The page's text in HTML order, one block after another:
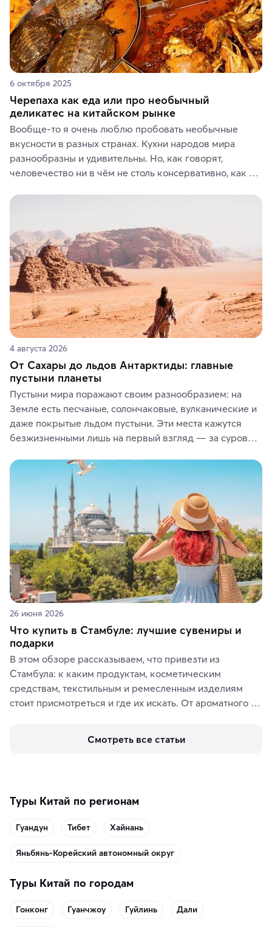
6 октября 2025
Черепаха как еда или про необычный
деликатес на китайском рынке
Вообще-то я очень люблю пробовать необычные
вкусности в разных странах. Кухни народов мира
разнообразны и удивительны. Но, как говорят,
человечество ни в чём не столь консервативно, как в
4 августа 2026
От Сахары до льдов Антарктиды: главные
пустыни планеты
Пустыни мира поражают своим разнообразием: на
Земле есть песчаные, солончаковые, вулканические и
даже покрытые льдом пустыни. Эти места кажутся
безжизненными лишь на первый взгляд — за суровой
животные и маршруты, которые дарят одни из самых
ярких впечатлений от путешествий.
26 июня 2026
Что купить в Стамбуле: лучшие сувениры и
подарки
В этом обзоре рассказываем, что привезти из
Стамбула: к каким продуктам, косметическим
средствам, текстильным и ремесленным изделиям
стоит присмотреться и где их искать. От ароматного
аутентичных лавках — в подарок близким или себе на
Смотреть все статьи
Туры Китай по регионам
Гуандун Тибет Хайнань
Яньбянь-Корейский автономный округ
Туры Китай по городам
Гонконг Гуанчжоу Гуйлинь Дали